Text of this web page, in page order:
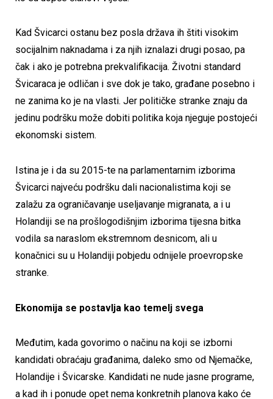
Kad Švicarci ostanu bez posla država ih štiti visokim
socijalnim naknadama i za njih iznalazi drugi posao, pa
čak i ako je potrebna prekvalifikacija. Životni standard
Švicaraca je odličan i sve dok je tako, građane posebno i
ne zanima ko je na vlasti. Jer političke stranke znaju da
jedinu podršku može dobiti politika koja njeguje postojeći
ekonomski sistem.
Istina je i da su 2015-te na parlamentarnim izborima
Švicarci najveću podršku dali nacionalistima koji se
zalažu za ograničavanje useljavanje migranata, a i u
Holandiji se na prošlogodišnjim izborima tijesna bitka
vodila sa naraslom ekstremnom desnicom, ali u
konačnici su u Holandiji pobjedu odnijele proevropske
stranke.
Ekonomija se postavlja kao temelj svega
Međutim, kada govorimo o načinu na koji se izborni
kandidati obraćaju građanima, daleko smo od Njemačke,
Holandije i Švicarske. Kandidati ne nude jasne programe,
a kad ih i ponude opet nema konkretnih planova kako će